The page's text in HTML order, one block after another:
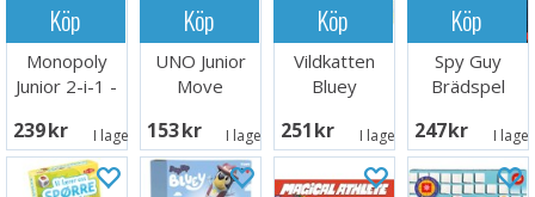
Köp
Monopoly
Junior 2-i-1 -
239 SEK I lager: 5
Köp
UNO Junior
Move
153 SEK I lager: 7
Köp
Vildkatten
Bluey
251 SEK I lager: 8
Köp
Spy Guy
Brädspel
247 SEK I